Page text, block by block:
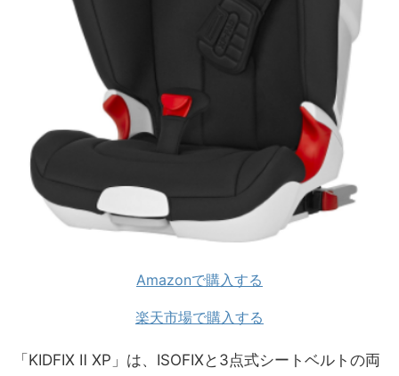
Amazonで購入する
楽天市場で購入する
「KIDFIX Ⅱ XP」は、ISOFIXと3点式シートベルトの両